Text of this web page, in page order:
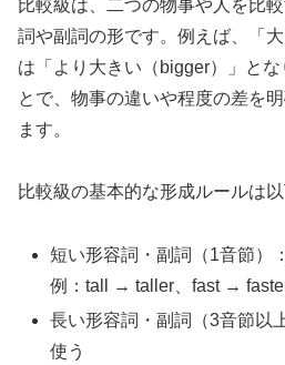
比較級は、二つの物事や人を比
詞や副詞の形です。例えば、「
は「より大きい（bigger）」と
とで、物事の違いや程度の差を
ます。
比較級の基本的な形成ルールは以
短い形容詞・副詞（1音節）
例：tall → taller、fast →
長い形容詞・副詞（3音節以
使う